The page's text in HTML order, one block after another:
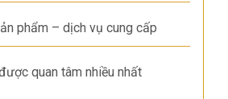
phẩm – dịch vụ cung cấp
quan tâm nhiều nhất